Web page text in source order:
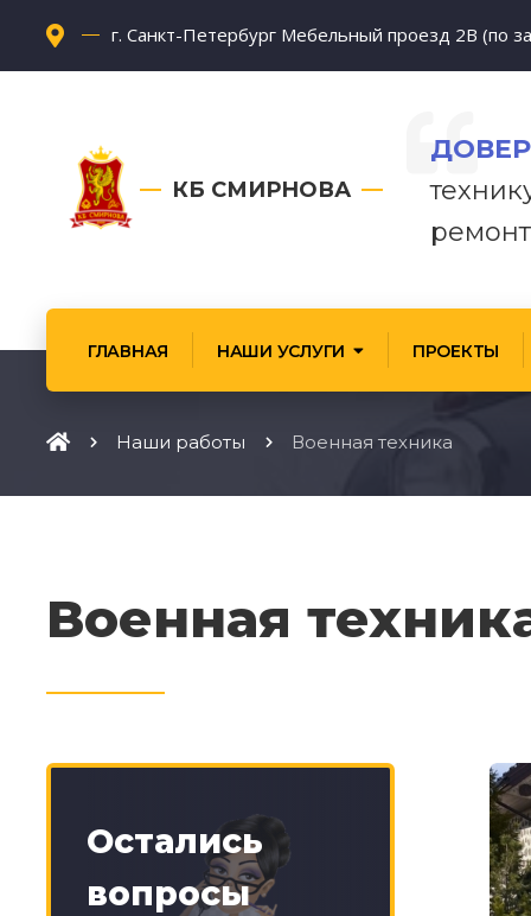
г. Санкт-Петербург Мебельный проезд 2В (по
КБ СМИРНОВА
ГЛАВНАЯ НАШИ УСЛУГИ ПРОЕКТЫ
Наши работы Военная техника
Военная
Остались
вопросы